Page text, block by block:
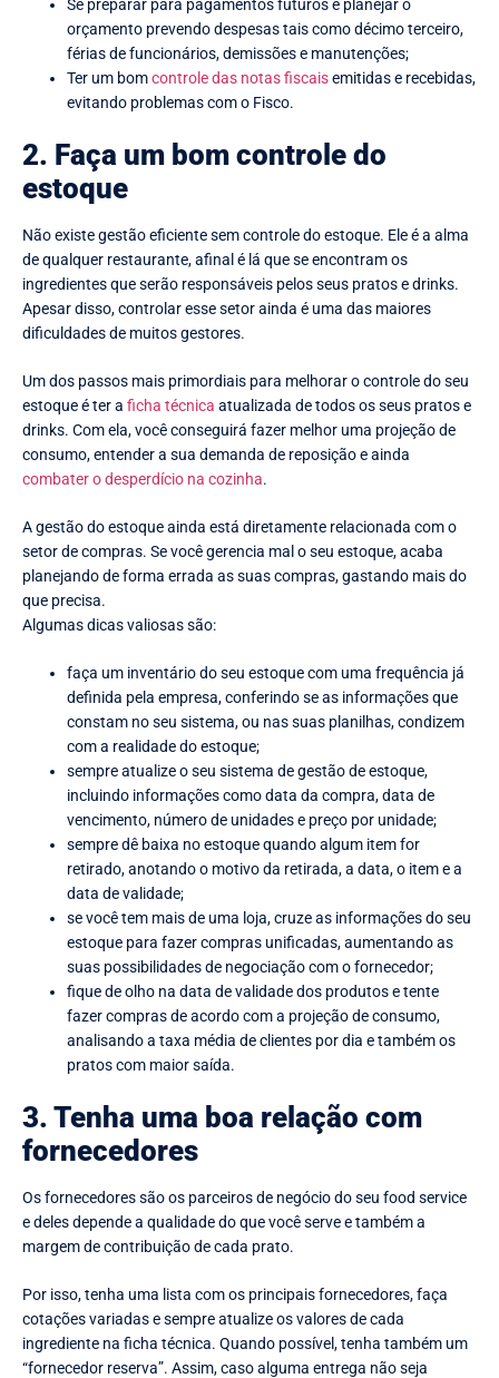
Se preparar para pagamentos futuros e planejar o
orçamento prevendo despesas tais como décimo terceiro,
férias de funcionários, demissões e manutenções;
Ter um bomcontrole das notas fiscaisemitidas e recebidas,
evitando problemas com o Fisco.
2. Faça um bom controle do
estoque
Não existe gestão eficiente sem controle do estoque. Ele é a alma
de qualquer restaurante, afinal é lá que se encontram os
ingredientes que serão responsáveis pelos seus pratos e drinks.
Apesar disso, controlar esse setor ainda é uma das maiores
dificuldades de muitos gestores.
Um dos passos mais primordiais para melhorar o controle do seu
estoque é ter a ficha técnica atualizada de todos os seus pratos e
drinks. Com ela, você conseguirá fazer melhor uma projeção de
consumo, entender a sua demanda de reposição e ainda
combater o desperdício na cozinha.
A gestão do estoque ainda está diretamente relacionada com o
setor de compras. Se você gerencia mal o seu estoque, acaba
planejando de forma errada as suas compras, gastando mais do
que precisa.
Algumas dicas valiosas são:
faça um inventário do seu estoque com uma frequência já
definida pela empresa, conferindo se as informações que
constam no seu sistema, ou nas suas planilhas, condizem
com a realidade do estoque;
sempre atualize o seu sistema de gestão de estoque,
incluindo informações como data da compra, data de
vencimento, número de unidades e preço por unidade;
sempre dê baixa no estoque quando algum item for
retirado, anotando o motivo da retirada, a data, o item e a
data de validade;
se você tem mais de uma loja, cruze as informações do seu
estoque para fazer compras unificadas, aumentando as
suas possibilidades de negociação com o fornecedor;
fique de olho na data de validade dos produtos e tente
fazer compras de acordo com a projeção de consumo,
analisando a taxa média de clientes por dia e também os
pratos com maior saída.
3. Tenha uma boa relação com
fornecedores
Os fornecedores são os parceiros de negócio do seu food service
e deles depende a qualidade do que você serve e também a
margem de contribuição de cada prato.
Por isso, tenha uma lista com os principais fornecedores, faça
cotações variadas e sempre atualize os valores de cada
ingrediente na ficha técnica. Quando possível, tenha também um
“fornecedor reserva”. Assim, caso alguma entrega não seja